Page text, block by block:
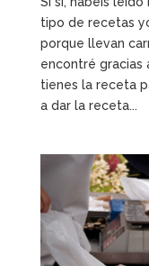
tipo de recetas
porque llevan
encontré gracias
tienes la receta
a dar la receta...